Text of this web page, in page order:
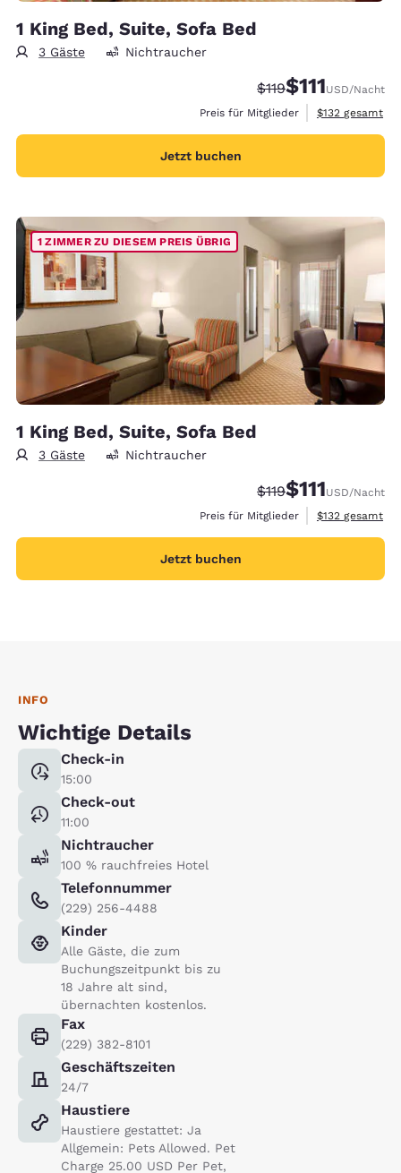
1 King Bed, Suite, Sofa Bed
3 Gäste Nichtraucher
Durchgestrichener
$119Vergünstigter
$111USD/Nacht
Preis für Mitglieder
Geschätzte
$132 gesamt
Jetzt buchen
1 ZIMMER ZU DIESEM PREIS ÜBRIG
1 King Bed, Suite, Sofa Bed
3 Gäste Nichtraucher
Durchgestrichener
$119Vergünstigter
$111USD/Nacht
Preis für Mitglieder
Geschätzte
$132 gesamt
Jetzt buchen
INFO
Wichtige Details
Check-in
15:00
Check-out
11:00
Nichtraucher
100 % rauchfreies Hotel
Telefonnummer
(229) 256-4488
Kinder
Alle Gäste, die zum
Buchungszeitpunkt bis zu
18 Jahre alt sind,
übernachten kostenlos.
Fax
(229) 382-8101
Geschäftszeiten
24/7
Haustiere
Haustiere gestattet: Ja
Allgemein: Pets Allowed. Pet
Charge 25.00 USD Per Pet,